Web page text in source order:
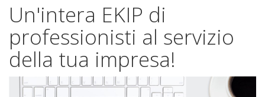
Un'intera EKIP di
professionisti al servizio
della tua impresa!